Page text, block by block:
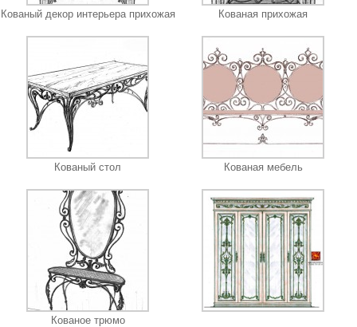
Кованый декор интерьера прихожая Кованая прихожая
Кованый стол Кованая мебель
Кованое трюмо